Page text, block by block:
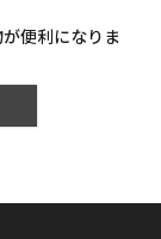
便利になりま